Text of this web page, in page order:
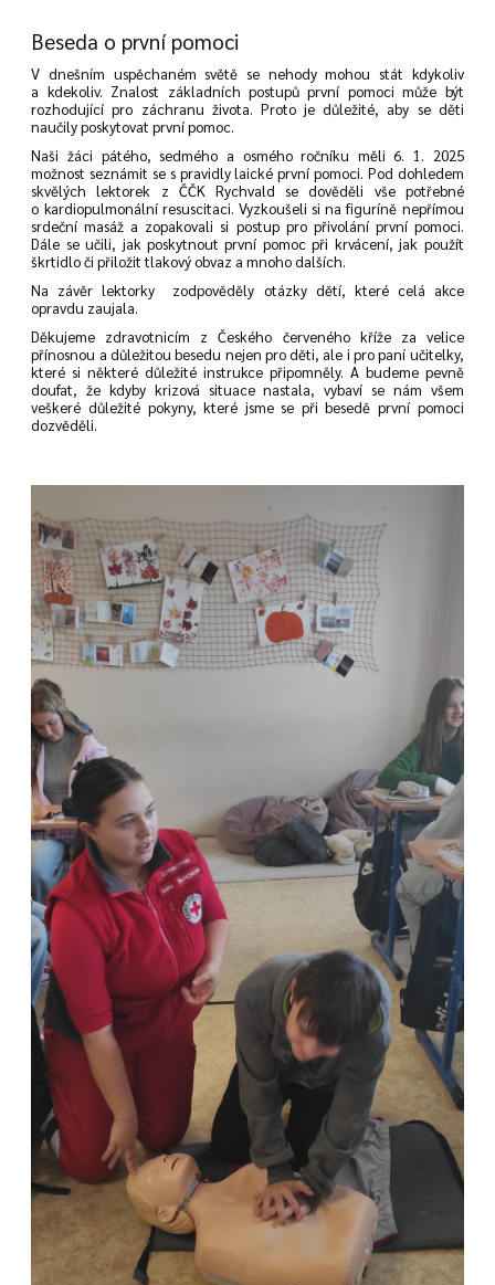
Beseda o první pomoci
V dnešním uspěchaném světě se nehody mohou stát kdykoliv
a kdekoliv. Znalost základních postupů první pomoci může být
rozhodující pro záchranu života. Proto je důležité, aby se děti
naučily poskytovat první pomoc.
Naši žáci pátého, sedmého a osmého ročníku měli 6. 1. 2025
možnost seznámit se s pravidly laické první pomoci. Pod dohledem
skvělých lektorek z ČČK Rychvald se dověděli vše potřebné
o kardiopulmonální resuscitaci. Vyzkoušeli si na figuríně nepřímou
srdeční masáž a zopakovali si postup pro přivolání první pomoci.
Dále se učili, jak poskytnout první pomoc při krvácení, jak použít
škrtidlo či přiložit tlakový obvaz a mnoho dalších.
Na závěr lektorky zodpověděly otázky dětí, které celá akce
opravdu zaujala.
Děkujeme zdravotnicím z Českého červeného kříže za velice
přínosnou a důležitou besedu nejen pro děti, ale i pro paní učitelky,
které si některé důležité instrukce připomněly. A budeme pevně
doufat, že kdyby krizová situace nastala, vybaví se nám všem
veškeré důležité pokyny, které jsme se při besedě první pomoci
dozvěděli.